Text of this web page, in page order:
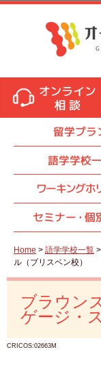
留学プラ
語学学校
ワーキングホ
セミナー・ 個
Home > 語学学校一覧
ル（ブリスベン校）
ブラウン
ゲージ・
CRICOS:02663M